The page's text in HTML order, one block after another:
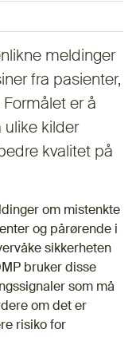
meldinger
fra pasienter,
er å
ulike kilder
kvalitet på
om mistenkte
og pårørende i
sikkerheten
bruker disse
som må
om det er
risiko for